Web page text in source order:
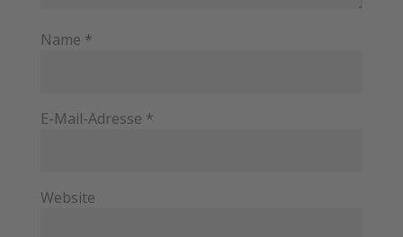
Name *
E-Mail-Adresse *
Website